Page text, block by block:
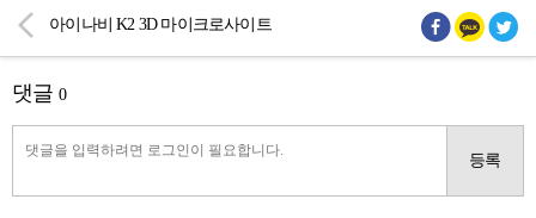
아이나비 K2 3D 마이크로사이트
댓글 0
등록